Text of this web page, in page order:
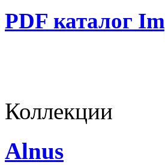
PDF каталог
Коллекции
Alnus